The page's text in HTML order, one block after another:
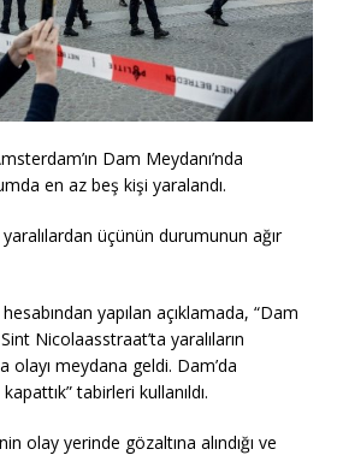
Dam Meydanı’nda
en az beş kişi yaralandı.
üçünün durumunun ağır
yapılan açıklamada, “Dam
Nicolaasstraat’ta yaralıların
olayı meydana geldi. Dam’da
tabirleri kullanıldı.
olay yerinde gözaltına alındığı ve